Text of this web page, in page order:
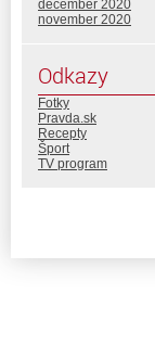
december 2020
november 2020
Odkazy
Fotky
Pravda.sk
Recepty
Šport
TV program